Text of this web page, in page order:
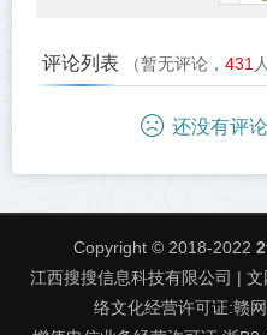
评论列表 （暂无评论， 431
还没有评
Copyright © 2018-2022
江西搜搜信息科技有限公司 |
络文化经营许可证:赣